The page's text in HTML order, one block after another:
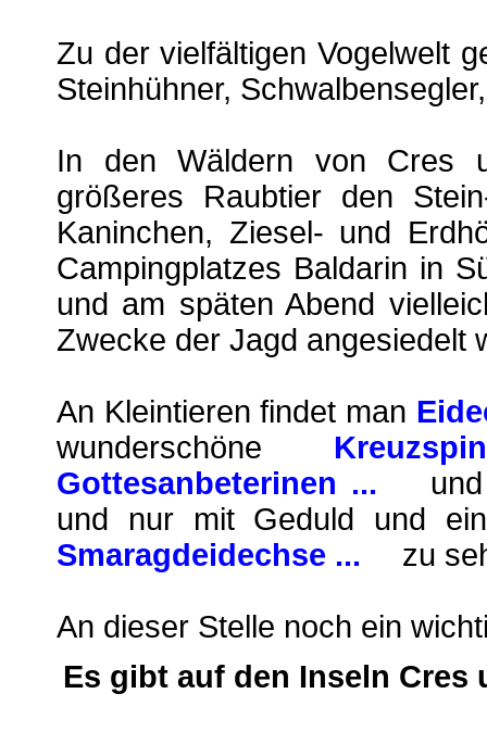
Zu der vielfältigen Vogelwelt
Steinhühner,
In den Wäldern von Cres
größeres Raubtier den
Kaninchen, Ziesel- und
Campingplatzes Baldarin in
und am späten Abend
Zwecke der Jagd angesiedelt
An Kleintieren findet man
wunderschöne
Gottesanbeterinen ...
und nur mit Geduld und
Smaragdeidechse ...
zu
An dieser Stelle noch ein
Es gibt auf den Inseln